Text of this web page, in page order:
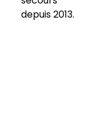
depuis 2013.